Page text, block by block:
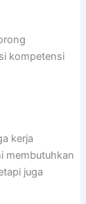
kompetensi
kerja
membutuhkan
juga